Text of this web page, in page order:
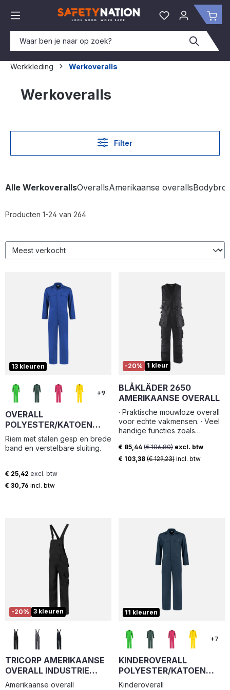
Je hebt 0 items
Werkkleding Werkoveralls
Werkoveralls
Filter
Alle WerkoverallsOverallsAmerikaanse overalls
Producten 1-24 van 264
13 kleuren
+9
OVERALL
POLYESTER/KATOEN
KORENBLAUW MAAT 42
Riem met stalen gesp en brede
band en verstelbare sluiting.
Normale prijs:
€ 25,42 excl. btw
€ 30,76 incl. btw
-20% 1 kleur
BLÅKLÄDER 2650
AMERIKAANSE OVERALL
· Praktische mouwloze overall
voor echte vakmensen. · Veel
handige functies zoals
losse spijkerzakken die in de
voorzakken kunnen worden
Verkoopprijs:
€ 85,44 (€ 106,80) excl. btw
€ 103,38 (€ 129,23) incl. btw
-20% 3 kleuren
TRICORP AMERIKAANSE
OVERALL INDUSTRIE
752001
Amerikaanse overall
11 kleuren
+7
KINDEROVERALL
POLYESTER/KATOEN
NAVY MAAT 140
Kinderoverall